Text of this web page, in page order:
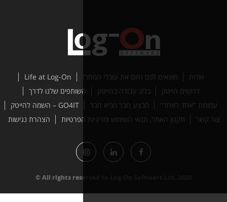
היום את עובדי המחר!
Life at Log-On
בלוג עבודה בהייטק
השותפים שלנו לדרך
מבצע חבר מביא חבר
GO4IT – השמה להייטק
השימוש ומדיניות הפרטיות
הצהרת נגישות